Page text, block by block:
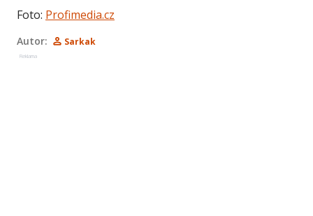
Foto: Profimedia.cz
Autor: Sarkak
Reklama